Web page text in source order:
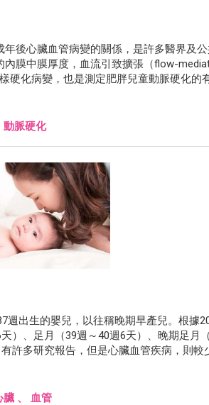
後心臟血管病變的關係，是許多醫界及
膜中膜厚度，血流引致擴張（flow-
化病變，也是測定肥胖兒童動脈硬化的
動脈硬化
週出生的嬰兒，以往稱晚期早產兒。根據
）、足月（39週～40週6天）、晚期足月
許多研究報告，但是心臟血管疾病，則較
臟 、 血管